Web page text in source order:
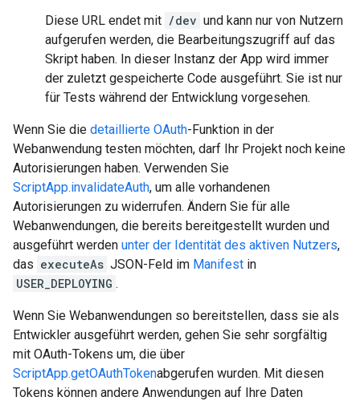
Diese URL endet mit /dev und kann nur von Nutzern
aufgerufen werden, die Bearbeitungszugriff auf das
Skript haben. In dieser Instanz der App wird immer
der zuletzt gespeicherte Code ausgeführt. Sie ist nur
für Tests während der Entwicklung vorgesehen.
Wenn Sie die detaillierte OAuth-Funktion in der
Webanwendung testen möchten, darf Ihr Projekt noch keine
Autorisierungen haben. Verwenden Sie
ScriptApp.invalidateAuth, um alle vorhandenen
Autorisierungen zu widerrufen. Ändern Sie für alle
Webanwendungen, die bereits bereitgestellt wurden und
ausgeführt werden unter der Identität des aktiven Nutzers,
das executeAs JSON-Feld im Manifest in
USER_DEPLOYING .
Wenn Sie Webanwendungen so bereitstellen, dass sie als
Entwickler ausgeführt werden, gehen Sie sehr sorgfältig
mit OAuth-Tokens um, die über
ScriptApp.getOAuthTokenabgerufen wurden. Mit diesen
Tokens können andere Anwendungen auf Ihre Daten